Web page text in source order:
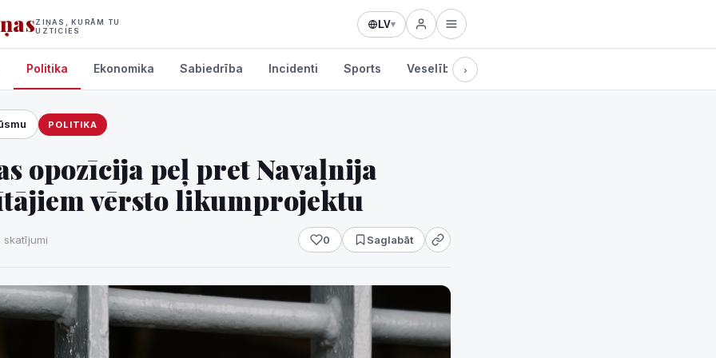
ZIŅAS, KURĀM TU
UZTICIES
LV▾
Politika Ekonomika Sabiedrība Incidenti Sports Veselība ›
POLITIKA
opozīcija peļ pret Navaļnija
vērsto likumprojektu
skatījumi 0 Saglabāt